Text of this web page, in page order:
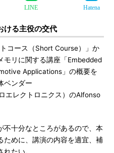
LINE Hatena
ける主役の交代
コース（Short Course）」か
モリに関する講座「Embedded
Applications」の概要を
ベンダー
エレクトロニクス）のAlfonso
十分なところがあるので、本
ために、講演の内容を適宜、補